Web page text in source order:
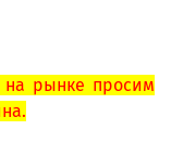
на рынке просим